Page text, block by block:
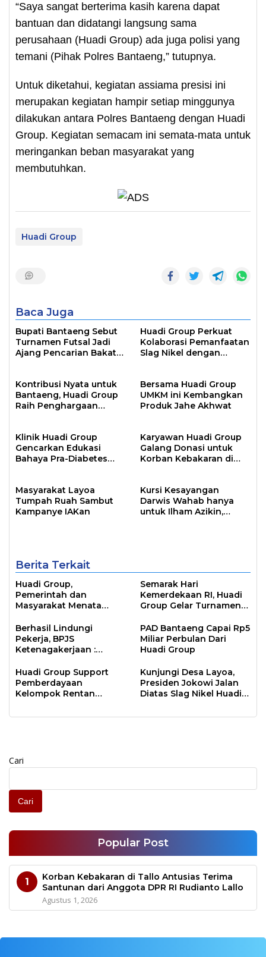
“Saya sangat berterima kasih karena dapat
bantuan dan didatangi langsung sama
perusahaan (Huadi Group) ada juga polisi yang
temani (Pihak Polres Bantaeng,” tutupnya.
Untuk diketahui, kegiatan assiama presisi ini
merupakan kegiatan hampir setiap minggunya
dilakukan antara Polres Bantaeng dengan Huadi
Group. Kegiatan semacam ini semata-mata untuk
meringankan beban masyarakat yang
membutuhkan.
Huadi Group
Baca Juga
Bupati Bantaeng Sebut
Turnamen Futsal Jadi
Ajang Pencarian Bakat
Huadi Group Perkuat
Kolaborasi Pemanfaatan
Slag Nikel dengan
Kontribusi Nyata untuk
Bantaeng, Huadi Group
Raih Penghargaan
Bersama Huadi Group
UMKM ini Kembangkan
Produk Jahe Akhwat
Klinik Huadi Group
Gencarkan Edukasi
Bahaya Pra-Diabetes
Karyawan Huadi Group
Galang Donasi untuk
Korban Kebakaran di
Masyarakat Layoa
Tumpah Ruah Sambut
Kampanye IAKan
Kursi Kesayangan
Darwis Wahab hanya
untuk Ilham Azikin,
Berita Terkait
Huadi Group,
Pemerintah dan
Masyarakat Menata
Bantaeng
Semarak Hari
Kemerdekaan RI, Huadi
Group Gelar Turnamen
UMKM
Berhasil Lindungi
Pekerja, BPJS
Ketenagakerjaan :
Group
PAD Bantaeng Capai Rp5
Miliar Perbulan Dari
Huadi Group
Huadi Group Support
Pemberdayaan
Kelompok Rentan
Kunjungi Desa Layoa,
Presiden Jokowi Jalan
Diatas Slag Nikel Huadi
Cari
Cari
Popular Post
1
Korban Kebakaran di Tallo Antusias Terima
Santunan dari Anggota DPR RI Rudianto Lallo
Agustus 1, 2026